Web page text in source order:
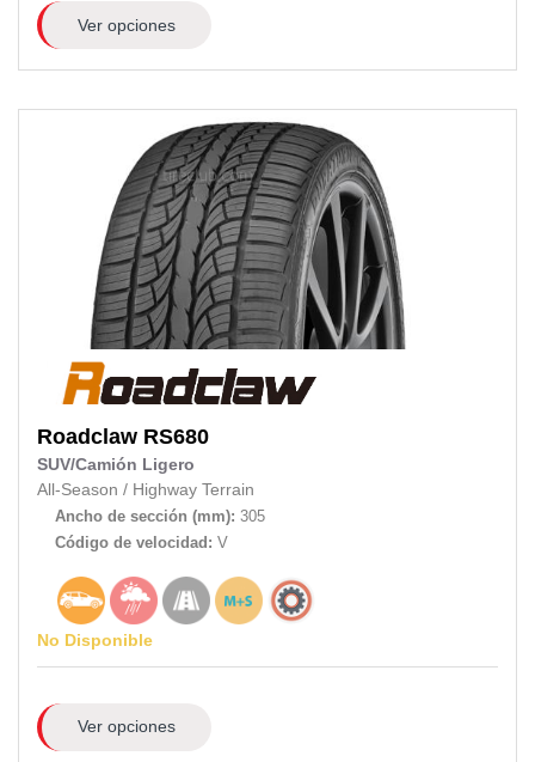
Ver opciones
Roadclaw RS680
SUV/Camión Ligero
All-Season / Highway Terrain
Ancho de sección (mm): 305
Código de velocidad: V
No Disponible
Ver opciones